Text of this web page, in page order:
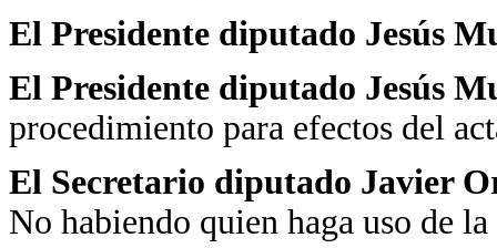
El Presidente diputado Jesús
El Presidente diputado Jesús
procedimiento para efectos del
El Secretario diputado Javier
No habiendo quien haga uso de